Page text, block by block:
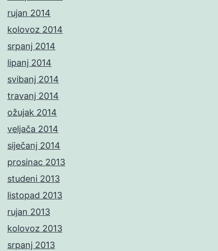
rujan 2014
kolovoz 2014
srpanj 2014
lipanj 2014
svibanj 2014
travanj 2014
ožujak 2014
veljača 2014
siječanj 2014
prosinac 2013
studeni 2013
listopad 2013
rujan 2013
kolovoz 2013
srpanj 2013